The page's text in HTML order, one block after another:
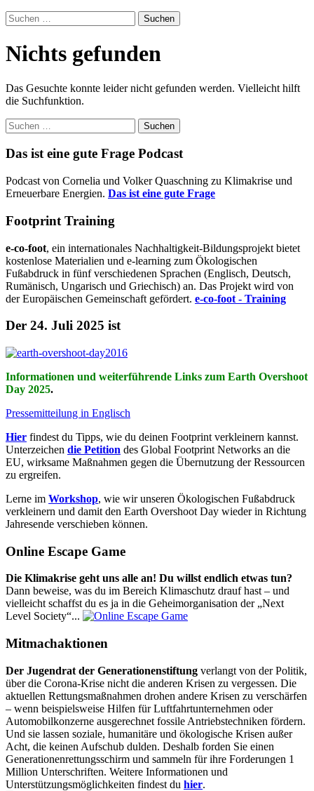
Suchen
nach:
Nichts gefunden
Das Gesuchte konnte leider nicht gefunden werden. Vielleicht hilft
die Suchfunktion.
Suchen
nach:
Das ist eine gute Frage Podcast
Podcast von Cornelia und Volker Quaschning zu Klimakrise und
Erneuerbare Energien. Das ist eine gute Frage
Footprint Training
e-co-foot, ein internationales Nachhaltigkeit-Bildungsprojekt bietet
kostenlose Materialien und e-learning zum Ökologischen
Fußabdruck in fünf verschiedenen Sprachen (Englisch, Deutsch,
Rumänisch, Ungarisch und Griechisch) an. Das Projekt wird von
der Europäischen Gemeinschaft gefördert. e-co-foot - Training
Der 24. Juli 2025 ist
Informationen und weiterführende Links zum Earth Overshoot
Day 2025.
Pressemitteilung in Englisch
Hier findest du Tipps, wie du deinen Footprint verkleinern kannst.
Unterzeichen die Petition des Global Footprint Networks an die
EU, wirksame Maßnahmen gegen die Übernutzung der Ressourcen
zu ergreifen.
Lerne im Workshop, wie wir unseren Ökologischen Fußabdruck
verkleinern und damit den Earth Overshoot Day wieder in Richtung
Jahresende verschieben können.
Online Escape Game
Die Klimakrise geht uns alle an! Du willst endlich etwas tun?
Dann beweise, was du im Bereich Klimaschutz drauf hast – und
vielleicht schaffst du es ja in die Geheimorganisation der „Next
Level Society“...
Mitmachaktionen
Der Jugendrat der Generationenstiftung verlangt von der Politik,
über die Corona-Krise nicht die anderen Krisen zu vergessen. Die
aktuellen Rettungsmaßnahmen drohen andere Krisen zu verschärfen
– wenn beispielsweise Hilfen für Luftfahrtunternehmen oder
Automobilkonzerne ausgerechnet fossile Antriebstechniken fördern.
Und sie lassen soziale, humanitäre und ökologische Krisen außer
Acht, die keinen Aufschub dulden. Deshalb forden Sie einen
Generationenrettungsschirm und sammeln für ihre Forderungen 1
Million Unterschriften. Weitere Informationen und
Unterstützungsmöglichkeiten findest du hier.